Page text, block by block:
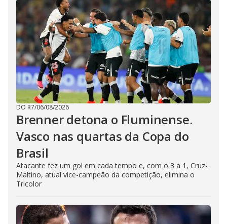
DO R7/06/08/2026
Brenner detona o Fluminense.
Vasco nas quartas da Copa do
Brasil
Atacante fez um gol em cada tempo e, com o 3 a 1, Cruz-
Maltino, atual vice-campeão da competição, elimina o
Tricolor